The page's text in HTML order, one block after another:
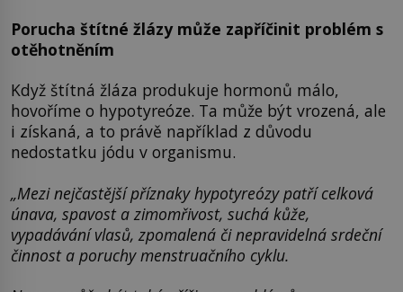
Porucha štítné žlázy může zapříčinit problém s
otěhotněním
Když štítná žláza produkuje hormonů málo,
hovoříme o hypotyreóze. Ta může být vrozená, ale
i získaná, a to právě například z důvodu
nedostatku jódu v organismu.
„Mezi nejčastější příznaky hypotyreózy patří celková
únava, spavost a zimomřivost, suchá kůže,
vypadávání vlasů, zpomalená či nepravidelná srdeční
činnost a poruchy menstruačního cyklu.